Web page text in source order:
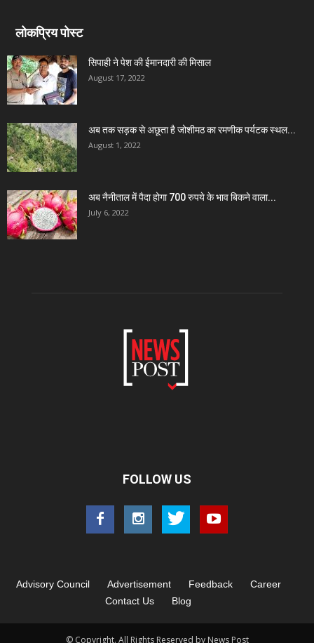
लोकप्रिय पोस्ट
सिपाही ने पेश की ईमानदारी की मिसाल
August 17, 2022
अब तक सड़क से अछूता है जोशीमठ का रमणीक पर्यटक स्थल...
August 1, 2022
अब नैनीताल में पैदा होगा 700 रुपये के भाव बिकने वाला...
July 6, 2022
FOLLOW US
Advisory Council Advertisement Feedback
Career
Contact Us
Blog
© Copyright. All Rights Reserved by News Post